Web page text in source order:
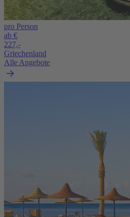
pro Person
ab €
227,-
Griechenland
Alle Angebote